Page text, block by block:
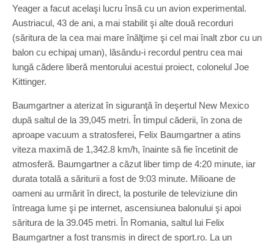
Yeager a facut acelaşi lucru însă cu un avion experimental.
Austriacul, 43 de ani, a mai stabilit şi alte două recorduri
(săritura de la cea mai mare înălţime şi cel mai înalt zbor cu un
balon cu echipaj uman), lăsându-i recordul pentru cea mai
lungă cădere liberă mentorului acestui proiect, colonelul Joe
Kittinger.
Baumgartner a aterizat în siguranţă în deşertul New Mexico
după saltul de la 39,045 metri. În timpul căderii, în zona de
aproape vacuum a stratosferei, Felix Baumgartner a atins
viteza maximă de 1,342.8 km/h, înainte să fie încetinit de
atmosferă. Baumgartner a căzut liber timp de 4:20 minute, iar
durata totală a săriturii a fost de 9:03 minute. Milioane de
oameni au urmărit în direct, la posturile de televiziune din
întreaga lume şi pe internet, ascensiunea balonului şi apoi
săritura de la 39.045 metri. În Romania, saltul lui Felix
Baumgartner a fost transmis in direct de sport.ro. La un